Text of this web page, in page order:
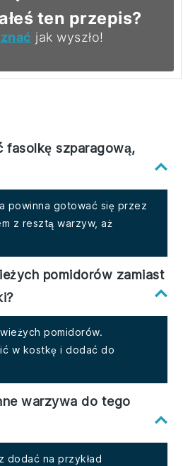
ten przepis?
jak wyszło!
fasolkę szparagową,
powinna gotować się przez
z resztą warzyw, aż
pomidorów zamiast
pomidorów.
w kostkę i dodać do
warzywa do tego
dodać na przykład